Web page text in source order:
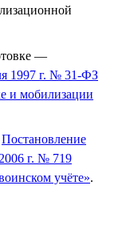
—
1997 г. № 31-ФЗ
и мобилизации
Постановление
г. № 719
учёте».